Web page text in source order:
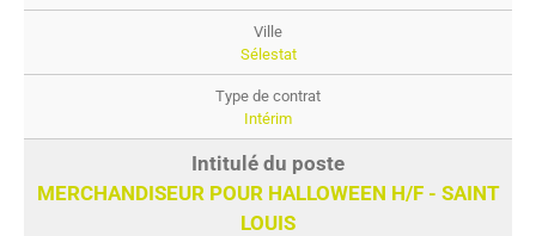
Sélestat
Intérim
MERCHANDISEUR POUR HALLOWEEN H/F - SAINT
LOUIS